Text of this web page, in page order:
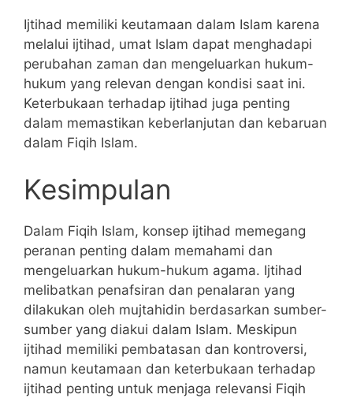
Ijtihad memiliki keutamaan dalam Islam karena
melalui ijtihad, umat Islam dapat menghadapi
perubahan zaman dan mengeluarkan hukum-
hukum yang relevan dengan kondisi saat ini.
Keterbukaan terhadap ijtihad juga penting
dalam memastikan keberlanjutan dan kebaruan
dalam Fiqih Islam.
Kesimpulan
Dalam Fiqih Islam, konsep ijtihad memegang
peranan penting dalam memahami dan
mengeluarkan hukum-hukum agama. Ijtihad
melibatkan penafsiran dan penalaran yang
dilakukan oleh mujtahidin berdasarkan sumber-
sumber yang diakui dalam Islam. Meskipun
ijtihad memiliki pembatasan dan kontroversi,
namun keutamaan dan keterbukaan terhadap
ijtihad penting untuk menjaga relevansi Fiqih